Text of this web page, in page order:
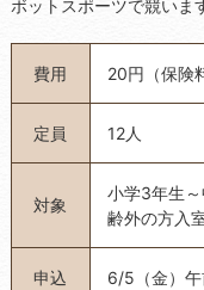
ボットスポーツで競いま
費用 20円（保険
定員 12人
対象
小学3年生
齢外の方入
申込
6/5（金）